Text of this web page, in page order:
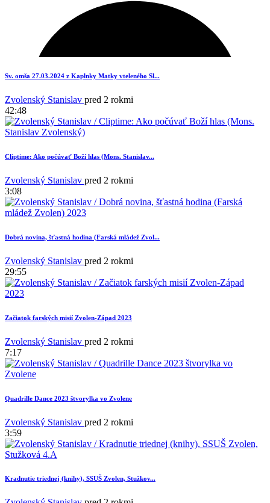
Sv. omša 27.03.2024 z Kaplnky Matky vteleného Sl...
Zvolenský Stanislav pred 2 rokmi
42:48
Cliptime: Ako počúvať Boží hlas (Mons. Stanislav...
Zvolenský Stanislav pred 2 rokmi
3:08
Dobrá novina, šťastná hodina (Farská mládež Zvol...
Zvolenský Stanislav pred 2 rokmi
29:55
Začiatok farských misií Zvolen-Západ 2023
Zvolenský Stanislav pred 2 rokmi
7:17
Quadrille Dance 2023 štvorylka vo Zvolene
Zvolenský Stanislav pred 2 rokmi
3:59
Kradnutie triednej (knihy), SSUŠ Zvolen, Stužkov...